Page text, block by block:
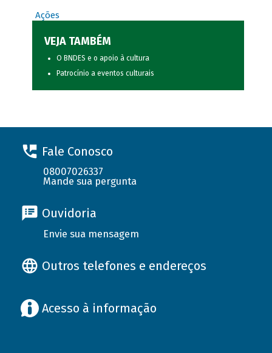
Ações
VEJA TAMBÉM
O BNDES e o apoio à cultura
Patrocínio a eventos culturais
Fale Conosco
08007026337
Mande sua pergunta
Ouvidoria
Envie sua mensagem
Outros telefones e endereços
Acesso à informação